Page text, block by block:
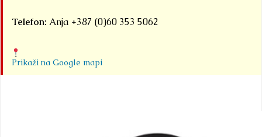
Telefon: Anja +387 (0)60 353 5062
Prikaži na Google mapi